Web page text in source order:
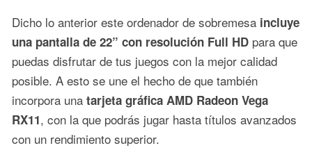
Dicho lo anterior este ordenador de sobremesa incluye
una pantalla de 22” con resolución Full HD para que
puedas disfrutar de tus juegos con la mejor calidad
posible. A esto se une el hecho de que también
incorpora una tarjeta gráfica AMD Radeon Vega
RX11, con la que podrás jugar hasta títulos avanzados
con un rendimiento superior.